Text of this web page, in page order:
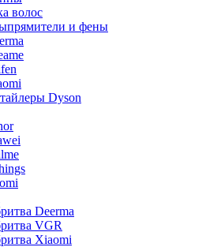
волос
и фены
Dyson
Deerma
VGR
Xiaomi